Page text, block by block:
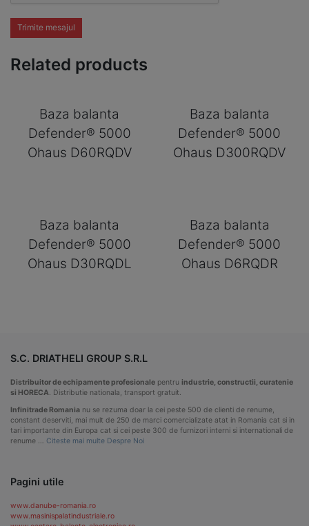
Trimite mesajul
Related products
Baza balanta
Defender® 5000
Ohaus D60RQDV
Baza balanta
Defender® 5000
Ohaus D300RQDV
Baza balanta
Defender® 5000
Ohaus D30RQDL
Baza balanta
Defender® 5000
Ohaus D6RQDR
S.C. DRIATHELI GROUP S.R.L
Distribuitor de echipamente profesionale pentru industrie, constructii, curatenie
si HORECA . Distributie nationala, transport gratuit.
Infinitrade Romania nu se rezuma doar la cei peste 500 de clienti de renume,
constant deserviti, mai mult de 250 de marci comercializate atat in Romania cat si in
tari importante din Europa cat si cei peste 300 de furnizori interni si internationali de
renume … Citeste mai multe Despre Noi
Pagini utile
www.danube-romania.ro
www.masinispalatindustriale.ro